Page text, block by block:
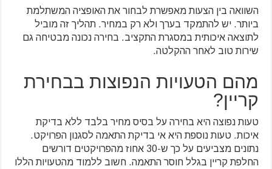
השוואה בין הצעות מאפשרת לבחור את האופציה המשתלמת
ביותר. יש להתמקד בערך ולא רק במחיר. תהליך זה מוביל
לתוצאה איכותית במסגרת התקציב. בחירה נכונה מבטיחה גם
שירות טוב לאחר ההקלטה.
מהם הטעויות הנפוצות בבחירת
קריין?
טעות נפוצה היא בחירה על בסיס מחיר בלבד ללא בדיקת
איכות. טעות נוספת היא אי בדיקת התאמה לסגנון הפרויקט.
נתונים מצביעים על כך ש-30 אחוז מהפרויקטים דורשים
החלפת קריין בגלל חוסר התאמה. חשוב ללמוד מהטעויות הללו